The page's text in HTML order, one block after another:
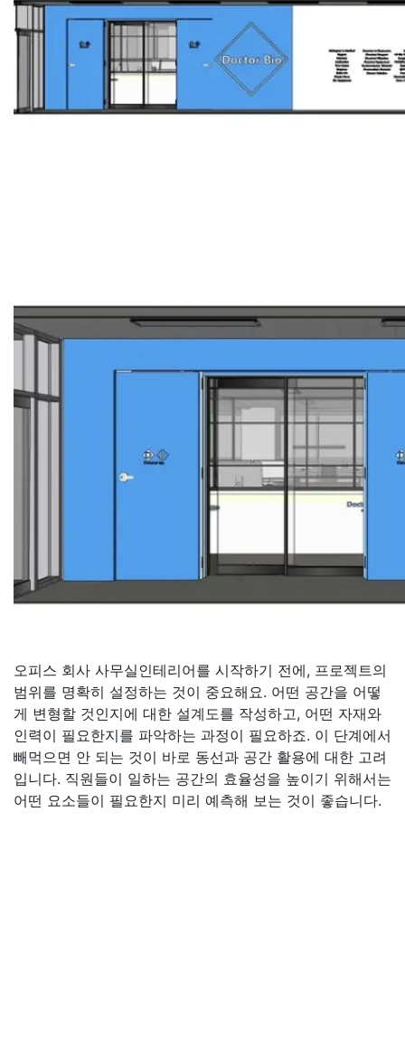
오피스 회사 사무실인테리어를 시작하기 전에, 프로젝트의
범위를 명확히 설정하는 것이 중요해요. 어떤 공간을 어떻
게 변형할 것인지에 대한 설계도를 작성하고, 어떤 자재와
인력이 필요한지를 파악하는 과정이 필요하죠. 이 단계에서
빼먹으면 안 되는 것이 바로 동선과 공간 활용에 대한 고려
입니다. 직원들이 일하는 공간의 효율성을 높이기 위해서는
어떤 요소들이 필요한지 미리 예측해 보는 것이 좋습니다.